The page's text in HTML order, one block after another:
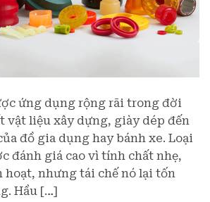
ứng dụng rộng rãi trong đời
vật liệu xây dựng, giày dép đến
đồ gia dụng hay bánh xe. Loại
đánh giá cao vì tính chất nhẹ,
hoạt, nhưng tái chế nó lại tốn
Hầu […]